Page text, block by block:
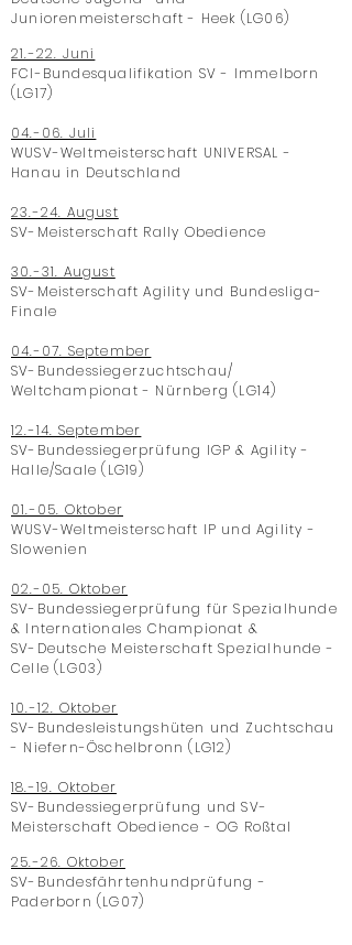
Juniorenmeisterschaft - Heek (LG06)
21.-22. Juni
FCI-Bundesqualifikation SV - Immelborn
(LG17)
04.-06. Juli
WUSV-Weltmeisterschaft UNIVERSAL -
Hanau in Deutschland
23.-24. August
SV-Meisterschaft Rally Obedience
30.-31. August
SV-Meisterschaft Agility und Bundesliga-
Finale
04.-07. September
SV-Bundessiegerzuchtschau/
Weltchampionat - Nürnberg (LG14)
12.-14. September
SV-Bundessiegerprüfung IGP & Agility -
Halle/Saale (LG19)
01.-05. Oktober
WUSV-Weltmeisterschaft IP und Agility -
Slowenien
02.-05. Oktober
SV-Bundessiegerprüfung für Spezialhunde
& Internationales Championat &
SV-Deutsche Meisterschaft Spezialhunde -
Celle (LG03)
10.-12. Oktober
SV-Bundesleistungshüten und Zuchtschau
- Niefern-Öschelbronn (LG12)
18.-19. Oktober
SV-Bundessiegerprüfung und SV-
Meisterschaft Obedience - OG Roßtal
25.-26. Oktober
SV-Bundesfährtenhundprüfung -
Paderborn (LG07)